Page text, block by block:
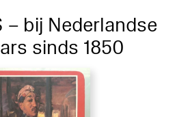
– bij Nederlandse
sinds 1850